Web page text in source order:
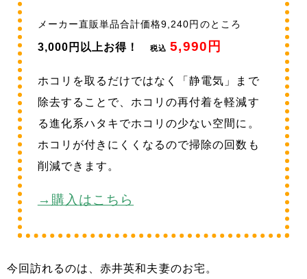
メーカー直販単品合計価格9,240円のところ
3,000円以上お得！ 税込 5,990円
ホコリを取るだけではなく「静電気」まで
除去することで、ホコリの再付着を軽減す
る進化系ハタキでホコリの少ない空間に。
ホコリが付きにくくなるので掃除の回数も
削減できます。
→購入はこちら
今回訪れるのは、赤井英和夫妻のお宅。